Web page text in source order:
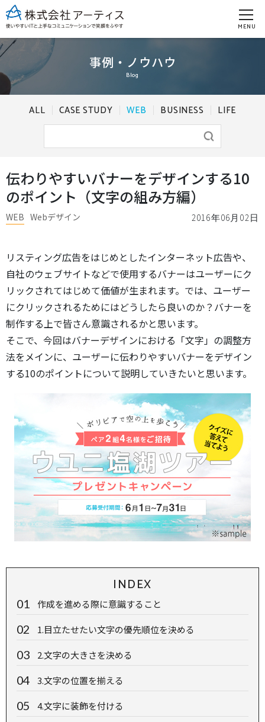
MENU
事例・ノウハウ
Blog
ALL CASE STUDY WEB BUSINESS LIFE
伝わりやすいバナーをデザインする10
のポイント（文字の組み方編）
2016年06月02日
WEB Webデザイン
リスティング広告をはじめとしたインターネット広告や、
自社のウェブサイトなどで使用するバナーはユーザーにク
リックされてはじめて価値が生まれます。では、ユーザー
にクリックされるためにはどうしたら良いのか？バナーを
制作する上で皆さん意識されるかと思います。
そこで、今回はバナーデザインにおける「文字」の調整方
法をメインに、ユーザーに伝わりやすいバナーをデザイン
する10のポイントについて説明していきたいと思います。
INDEX
作成を進める際に意識すること
1.目立たせたい文字の優先順位を決める
2.文字の大きさを決める
3.文字の位置を揃える
4.文字に装飾を付ける